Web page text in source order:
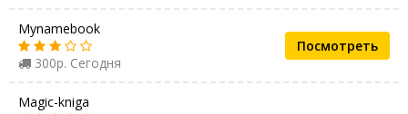
Mynamebook
300р. Сегодня
Посмотреть
Magic-kniga